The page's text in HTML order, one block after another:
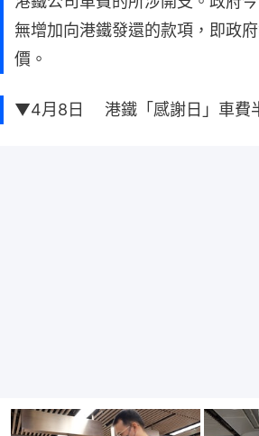
無增加向港鐵發還的款項，即政
價。
▼4月8日 港鐵「感謝日」車費